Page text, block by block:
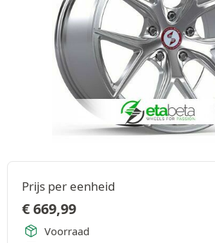
Prijs per eenheid
€669,99
Voorraad